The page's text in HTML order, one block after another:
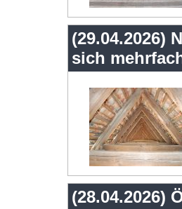
(29.04.2026)
sich
(28.04.2026)